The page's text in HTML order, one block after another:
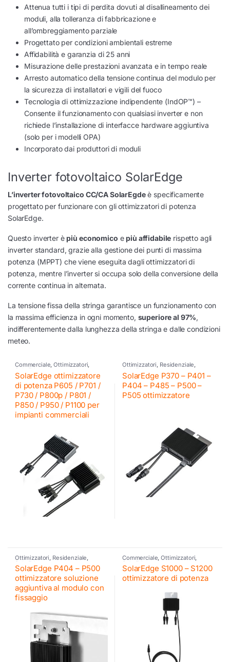
Attenua tutti i tipi di perdita dovuti al disallineamento dei
moduli, alla tolleranza di fabbricazione e
all’ombreggiamento parziale
Progettato per condizioni ambientali estreme
Affidabilità e garanzia di 25 anni
Misurazione delle prestazioni avanzata e in tempo reale
Arresto automatico della tensione continua del modulo per
la sicurezza di installatori e vigili del fuoco
Tecnologia di ottimizzazione indipendente (IndOP™) –
Consente il funzionamento con qualsiasi inverter e non
richiede l’installazione di interfacce hardware aggiuntiva
(solo per i modelli OPA)
Incorporato dai produttori di moduli
Inverter fotovoltaico SolarEdge
L’inverter fotovoltaico CC/CA SolarEgdeè specificamente
progettato per funzionare con gli ottimizzatori di potenza
SolarEdge.
Questo inverter èpiù economico epiù affidabile rispetto agli
inverter standard, grazie alla gestione dei punti di massima
potenza (MPPT) che viene eseguita dagli ottimizzatori di
potenza, mentre l’inverter si occupa solo della conversione della
corrente continua in alternata.
La tensione fissa della stringa garantisce un funzionamento con
la massima efficienza in ogni momento, superiore al 97%,
indifferentemente dalla lunghezza della stringa e dalle condizioni
meteo.
Commerciale,Ottimizzatori,
SolarEdge
SolarEdge ottimizzatore
di potenza P605 / P701 /
P730 / P800p / P801 /
P850 / P950 / P1100 per
impianti commerciali
Ottimizzatori, Residenziale,
SolarEdge
SolarEdge P370 – P401 –
P404 – P485 – P500 –
P505 ottimizzatore
Ottimizzatori Residenziale
SolarEdge
SolarEdge P404 – P500
ottimizzatore soluzione
aggiuntiva al modulo con
fissaggio
Commerciale ,Ottimizzatori
SolarEdge
SolarEdge S1000 – S1200
ottimizzatore di potenza